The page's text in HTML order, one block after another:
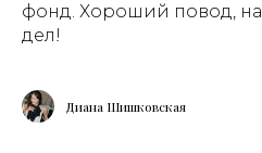
фонд. Хороший повод,
дел!
Диана Шишковская